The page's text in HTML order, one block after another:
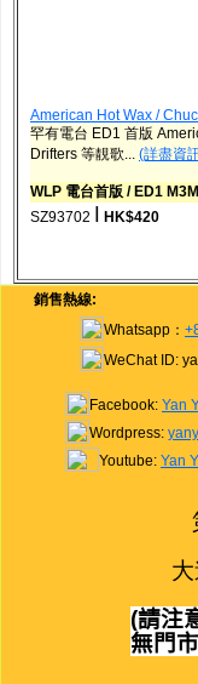
American Hot Wax /
罕有電台 ED1 首版
Drifters 等靚歌... (詳盡資
WLP 電台首版 / ED1
SZ93702
HK$420
銷售熱線:
Whatsapp：
WeChat ID:
Facebook: Yan
Wordpress:
Youtube: Yan
(請注
無門